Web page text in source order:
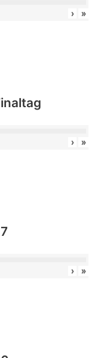
› »
› »
› »